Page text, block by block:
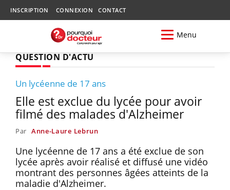
INSCRIPTION CONNEXION CONTACT
Menu
QUESTION D'ACTU
Un lycéenne de 17 ans
Elle est exclue du lycée pour avoir
filmé des malades d'Alzheimer
Par Anne-Laure Lebrun
Une lycéenne de 17 ans a été exclue de son
lycée après avoir réalisé et diffusé une vidéo
montrant des personnes âgées atteints de la
maladie d'Alzheimer.